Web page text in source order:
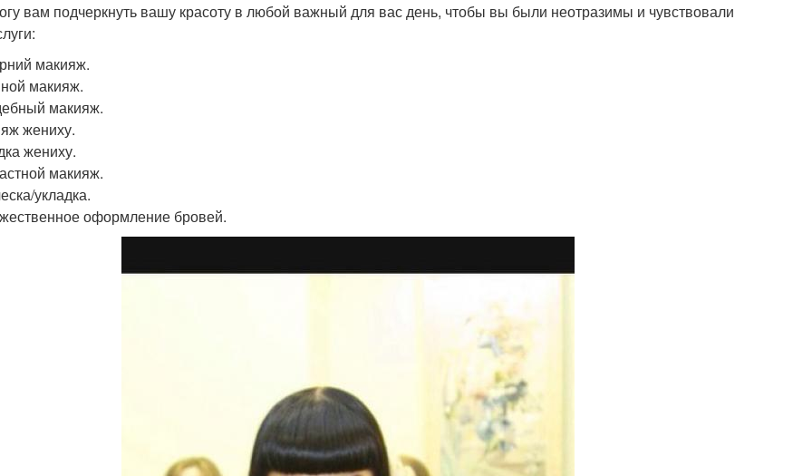
вам подчеркнуть вашу красоту в любой важный для вас день, чтобы вы были неотразимы и чувствовали
макияж.
макияж.
макияж.
жениху.
жениху.
макияж.
укладка.
оформление бровей.